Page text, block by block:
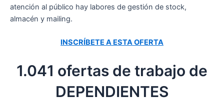
atención al público hay labores de gestión de stock,
almacén y mailing.
INSCRÍBETE A ESTA OFERTA
1.041 ofertas de trabajo de
DEPENDIENTES